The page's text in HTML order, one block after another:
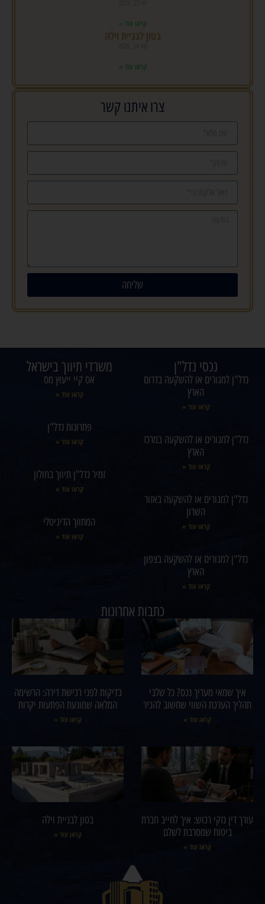
קראו עוד »
בטון לבניית וילה
קראו עוד »
צרו איתנו קשר
שליחה
נכסי נדל"ן
נדל"ן למגורים או להשקעה בדרום
הארץ
קראו עוד »
נדל"ן למגורים או להשקעה במרכז
הארץ
קראו עוד »
נדל"ן למגורים או להשקעה באזור
השרון
קראו עוד »
נדל"ן למגורים או להשקעה בצפון
הארץ
קראו עוד »
משרדי תיווך בישראל
אס קיי ייעוץ מס
קראו עוד »
פתרונות נדל"ן
קראו עוד »
זמיר נדל"ן תיווך בחולון
קראו עוד »
המתווך הדיגיטלי
קראו עוד »
כתבות אחרונות
איך שמאי מעריך נכס? כל שלבי
תהליך הערכת השווי שחשוב להכיר
קראו עוד »
בדיקות לפני רכישת דירה: הרשימה
המלאה שמונעת הפתעות יקרות
קראו עוד »
עורך דין נזקי רכוש: איך לחייב חברת
ביטוח שמסרבת לשלם
קראו עוד »
בטון לבניית וילה
קראו עוד »